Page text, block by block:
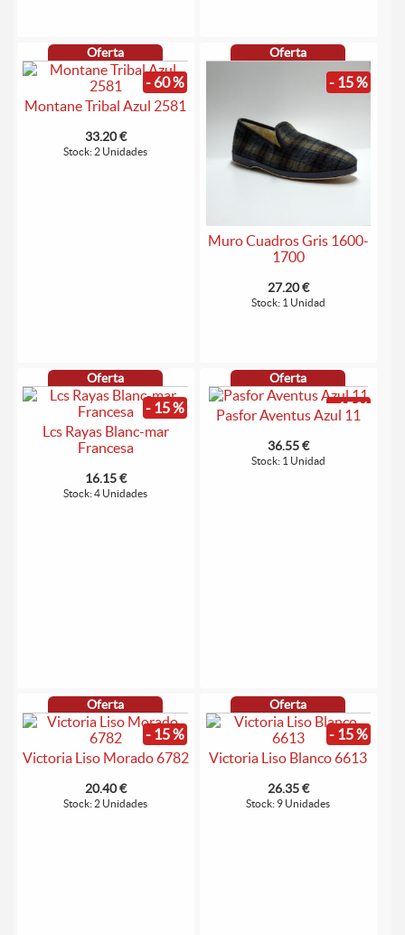
Oferta
- 60 %
Montane Tribal Azul 2581
33.20 €
Stock: 2 Unidades
Oferta
- 15 %
Muro Cuadros Gris 1600-
1700
27.20 €
Stock: 1 Unidad
Oferta
- 15 %
Lcs Rayas Blanc-mar
Francesa
16.15 €
Stock: 4 Unidades
Oferta
- 15 %
Pasfor Aventus Azul 11
36.55 €
Stock: 1 Unidad
Oferta
- 15 %
Victoria Liso Morado 6782
20.40 €
Stock: 2 Unidades
Oferta
- 15 %
Victoria Liso Blanco 6613
26.35 €
Stock: 9 Unidades